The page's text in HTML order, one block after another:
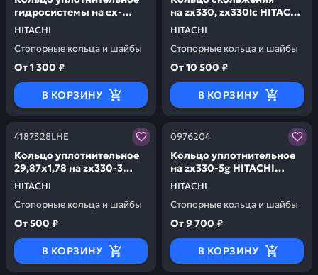
HITACHI
гидросистемы на ex-
1200ld, ex1200-6bh,
ex1900-6bh, zx330-5g
HITACHI 4S00809
Стопорные кольца и шайбы
От1 300 ₽
В КОРЗИНУ
HITACHI
на zx330, zx330lc HITACHI
4S00798
Стопорные кольца и шайбы
От10 500 ₽
В КОРЗИНУ
4187328LHE
HITACHI
Кольцо уплотнительное
29,87х1,78 на zx330-3
HITACHI 4187328LHE
Стопорные кольца и шайбы
Заказывая запчасти у нас, вы получаете гарантию
От500 ₽
В КОРЗИНУ
0976204
HITACHI
Кольцо уплотнительное
на zx330-5g HITACHI
0976204
Стопорные кольца и шайбы
Заказывая запчасти у
От9 700 ₽
В КОРЗИНУ